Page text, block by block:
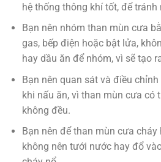
hệ thống thông khí tốt, để
Bạn nên nhóm than mùn cưa
gas, bếp điện hoặc bật lửa,
hay dầu ăn để nhóm, vì sẽ tạo
Bạn nên quan sát và điều
khi nấu ăn, vì than mùn cưa có
không đều.
Bạn nên để than mùn cưa
không nên tưới nước hay đổ